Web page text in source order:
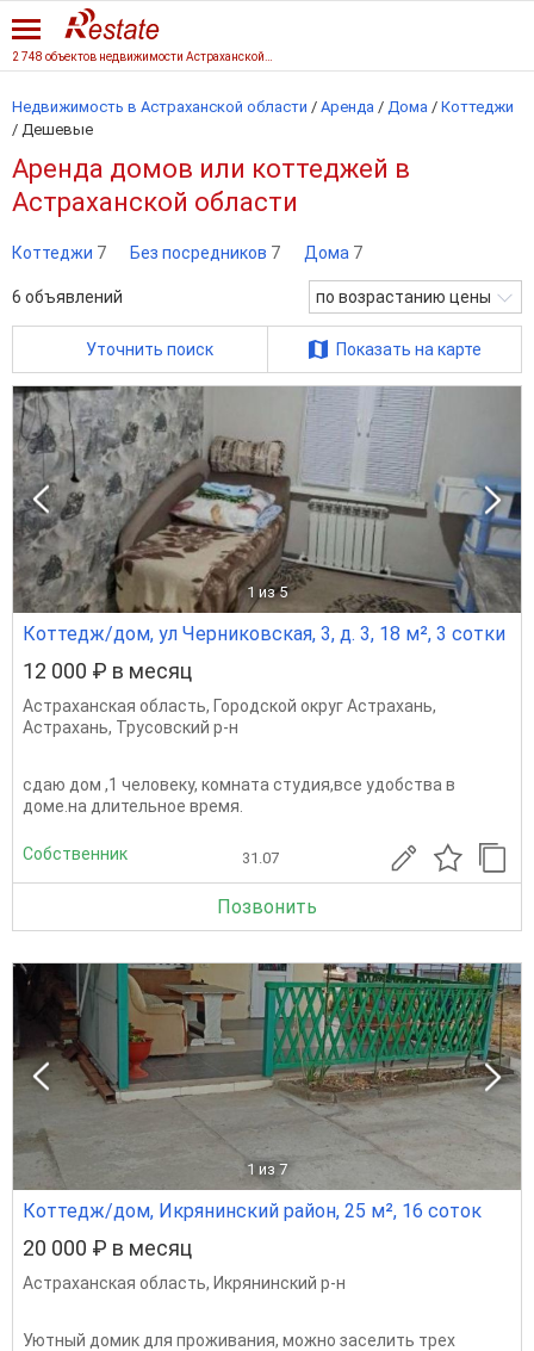
Недвижимость в Астраханской области / Аренда / Дома / Коттеджи
/ Дешевые
Аренда домов или коттеджей в
Астраханской области
Коттеджи 7 Без посредников 7 Дома 7
6 объявлений по возрастанию цены
Уточнить поиск Показать на карте
1 из 5
Коттедж/дом, ул Черниковская, 3, д. 3, 18 м², 3 сотки
12 000 ₽ в месяц
Астраханская область, Городской округ Астрахань,
Астрахань, Трусовский р-н
сдаю дом ,1 человеку, комната студия,все удобства в
доме.на длительное время.
Собственник 31.07
Позвонить
1 из 7
Коттедж/дом, Икрянинский район, 25 м², 16 соток
20 000 ₽ в месяц
Астраханская область, Икрянинский р-н
Уютный домик для проживания, можно заселить трех